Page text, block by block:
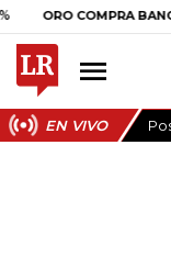
COMPRA BANCO DE
EN VIVO